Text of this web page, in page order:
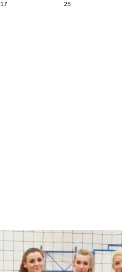
17 25